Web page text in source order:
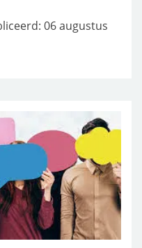
06 augustus